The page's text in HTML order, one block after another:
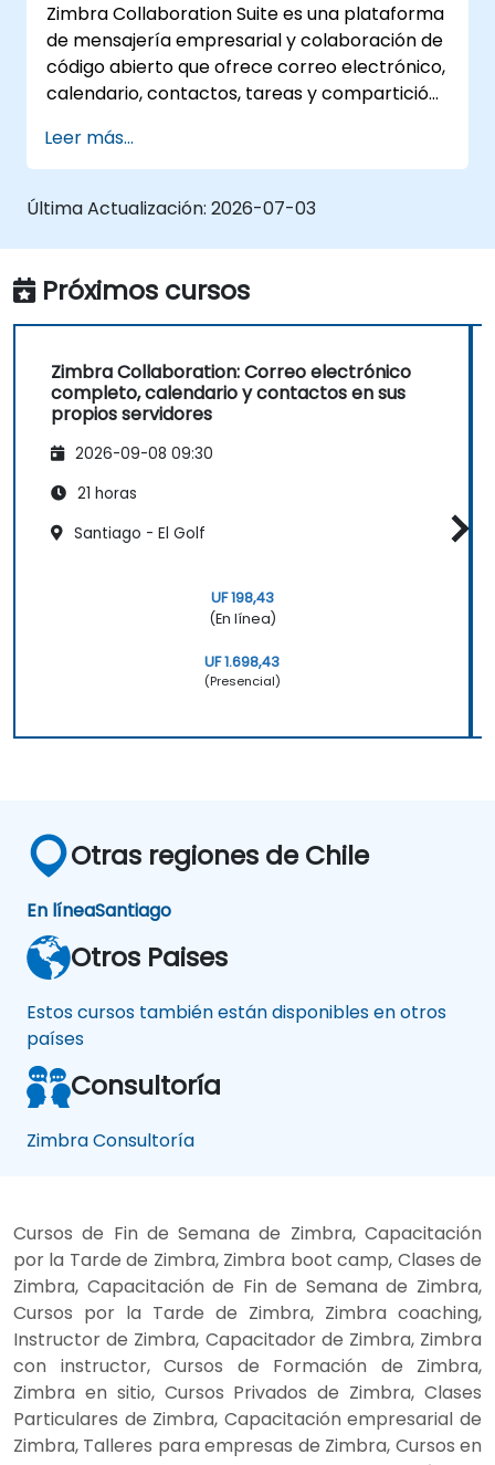
Zimbra Collaboration Suite es una plataforma
de mensajería empresarial y colaboración de
código abierto que ofrece correo electrónico,
calendario, contactos, tareas y compartición
Funciona como una alternativa directa y
autoadministrable a Microsoft Exchange y
Google Workspace.
Leer más...
Última Actualización: 2026-07-03
Próximos cursos
Zimbra Collaboration: Correo electrónico
completo, calendario y contactos en sus
propios servidores
2026-09-08 09:30
21 horas
Santiago - El Golf
UF 198,43
(En línea)
UF 1.698,43
(Presencial)
Otras regiones de Chile
En líneaSantiago
Otros Paises
Estos cursos también están disponibles en otros
países
Consultoría
Zimbra Consultoría
Cursos de Fin de Semana de Zimbra, Capacitación
por la Tarde de Zimbra, Zimbra boot camp, Clases de
Zimbra, Capacitación de Fin de Semana de Zimbra,
Cursos por la Tarde de Zimbra, Zimbra coaching,
Instructor de Zimbra, Capacitador de Zimbra, Zimbra
con instructor, Cursos de Formación de Zimbra,
Zimbra en sitio, Cursos Privados de Zimbra, Clases
Particulares de Zimbra, Capacitación empresarial de
Zimbra, Talleres para empresas de Zimbra, Cursos en